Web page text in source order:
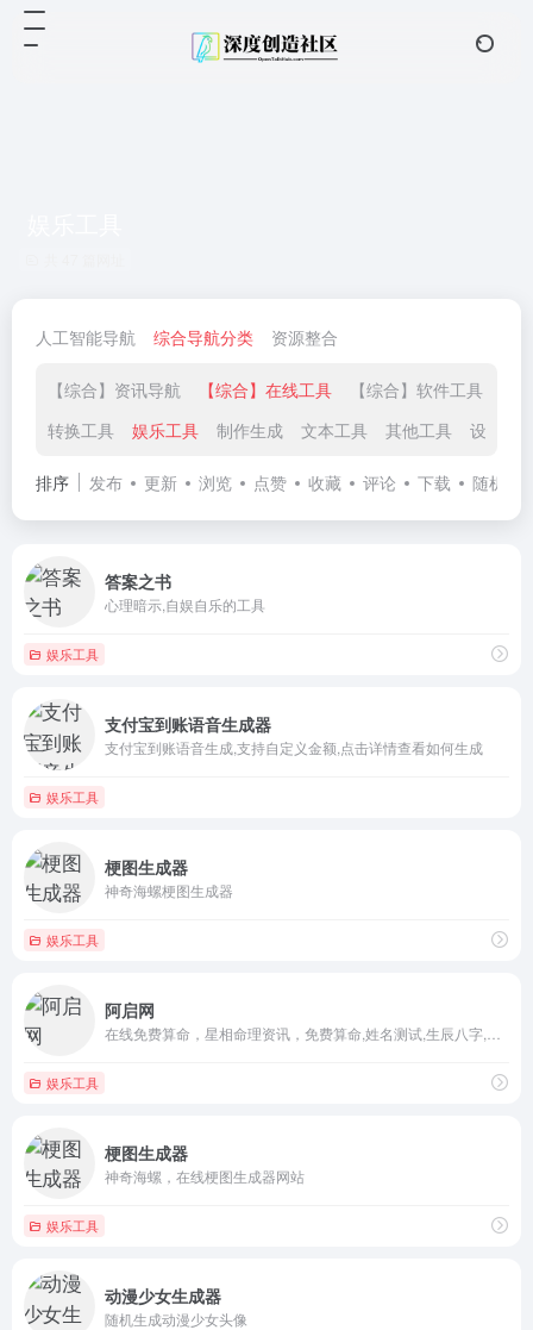
人工智能导航 综合导航分类 资源整合
【综合】资讯导航 【综合】在线工具 【综合】软件工具
转换工具
娱乐工具 制作生成 文本工具 其他工具 设计工
排序 发布 更新 浏览 点赞 收藏 评论 下载 随机
答案之书
心理暗示,自娱自乐的工具
娱乐工具
支付宝到账语音生成器
支付宝到账语音生成,支持自定义金额,点击详情查看如何生成
娱乐工具
梗图生成器
神奇海螺梗图生成器
娱乐工具
阿启网
娱乐工具
梗图生成器
神奇海螺，在线梗图生成器网站
娱乐工具
动漫少女生成器
随机生成动漫少女头像